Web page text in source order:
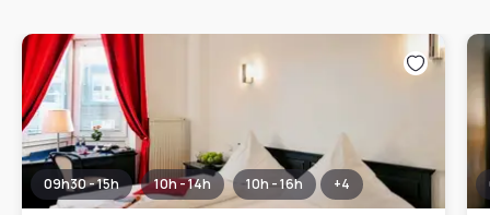
09h30 - 15h 10h - 14h 10h - 16h +4